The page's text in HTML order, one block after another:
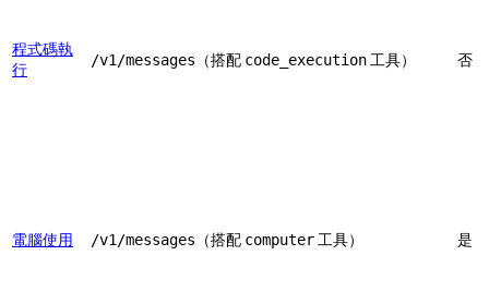
程式碼執
行
/v1/messages （搭配 code_execution工具） 否
電腦使用 /v1/messages （搭配 computer工具） 是